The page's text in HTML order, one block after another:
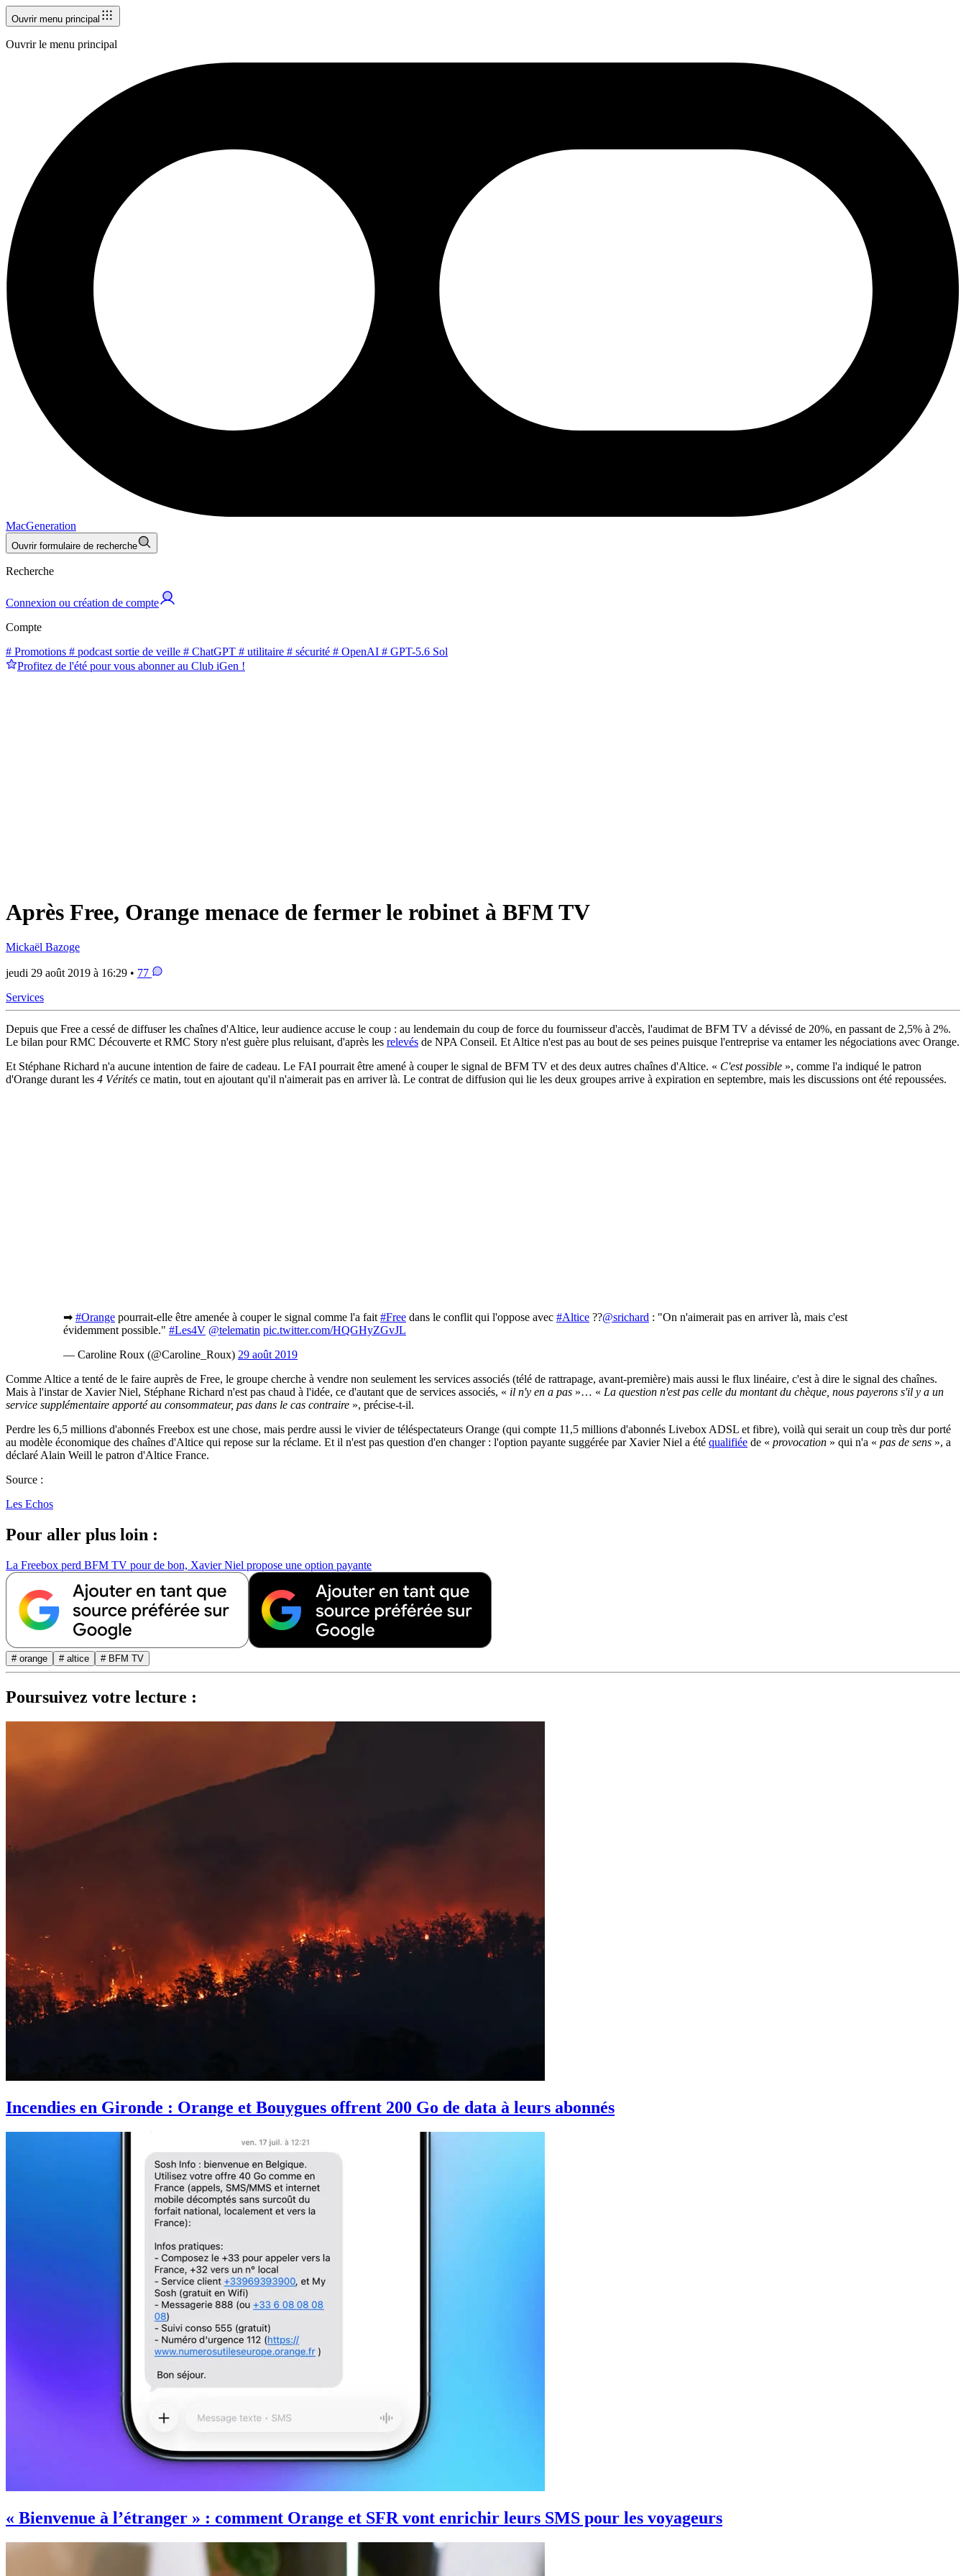
Ouvrir menu principal
Ouvrir le menu principal
MacGeneration
Ouvrir formulaire de recherche
Recherche
Connexion ou création de compte
Compte
# Promotions # podcast sortie de veille # ChatGPT # utilitaire # sécurité # OpenAI # GPT-5.6 Sol
Profitez de l'été pour vous abonner au Club iGen !
Après Free, Orange menace de fermer le robinet à BFM TV
Mickaël Bazoge
jeudi 29 août 2019 à 16:29 • 77
Services
Depuis que Free a cessé de diffuser les chaînes d'Altice, leur audience accuse le coup : au lendemain du coup de force du fournisseur d'accès, l'audimat de BFM TV a dévissé de 20%, en passant de 2,5% à 2%.
Le bilan pour RMC Découverte et RMC Story n'est guère plus reluisant, d'après les relevés de NPA Conseil. Et Altice n'est pas au bout de ses peines puisque l'entreprise va entamer les négociations avec Orange.
Et Stéphane Richard n'a aucune intention de faire de cadeau. Le FAI pourrait être amené à couper le signal de BFM TV et des deux autres chaînes d'Altice. « C'est possible », comme l'a indiqué le patron
d'Orange durant les 4 Vérités ce matin, tout en ajoutant qu'il n'aimerait pas en arriver là. Le contrat de diffusion qui lie les deux groupes arrive à expiration en septembre, mais les discussions ont été repoussées.
➡ #Orange pourrait-elle être amenée à couper le signal comme l'a fait #Free dans le conflit qui l'oppose avec #Altice ??@srichard : "On n'aimerait pas en arriver là, mais c'est
évidemment possible." #Les4V @telematin pic.twitter.com/HQGHyZGvJL
— Caroline Roux (@Caroline_Roux) 29 août 2019
Comme Altice a tenté de le faire auprès de Free, le groupe cherche à vendre non seulement les services associés (télé de rattrapage, avant-première) mais aussi le flux linéaire, c'est à dire le signal des chaînes.
Mais à l'instar de Xavier Niel, Stéphane Richard n'est pas chaud à l'idée, ce d'autant que de services associés, « il n'y en a pas »… « La question n'est pas celle du montant du chèque, nous payerons s'il y a un
service supplémentaire apporté au consommateur, pas dans le cas contraire », précise-t-il.
Perdre les 6,5 millions d'abonnés Freebox est une chose, mais perdre aussi le vivier de téléspectateurs Orange (qui compte 11,5 millions d'abonnés Livebox ADSL et fibre), voilà qui serait un coup très dur porté
au modèle économique des chaînes d'Altice qui repose sur la réclame. Et il n'est pas question d'en changer : l'option payante suggérée par Xavier Niel a été qualifiée de « provocation » qui n'a « pas de sens », a
déclaré Alain Weill le patron d'Altice France.
Source :
Les Echos
Pour aller plus loin :
La Freebox perd BFM TV pour de bon, Xavier Niel propose une option payante
# orange # altice # BFM TV
Poursuivez votre lecture :
Incendies en Gironde : Orange et Bouygues offrent 200 Go de data à leurs abonnés
« Bienvenue à l’étranger » : comment Orange et SFR vont enrichir leurs SMS pour les voyageurs